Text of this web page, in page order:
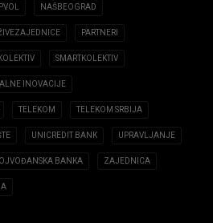
NAŠBEOGRAD
PARTNERI
SMARTKOLEKTIV
INOVACIJE
TELEKOM TELEKOM SRBIJA
UNICREDIT BANK UPRAVLJANJE
BANKA ZAJEDNICA